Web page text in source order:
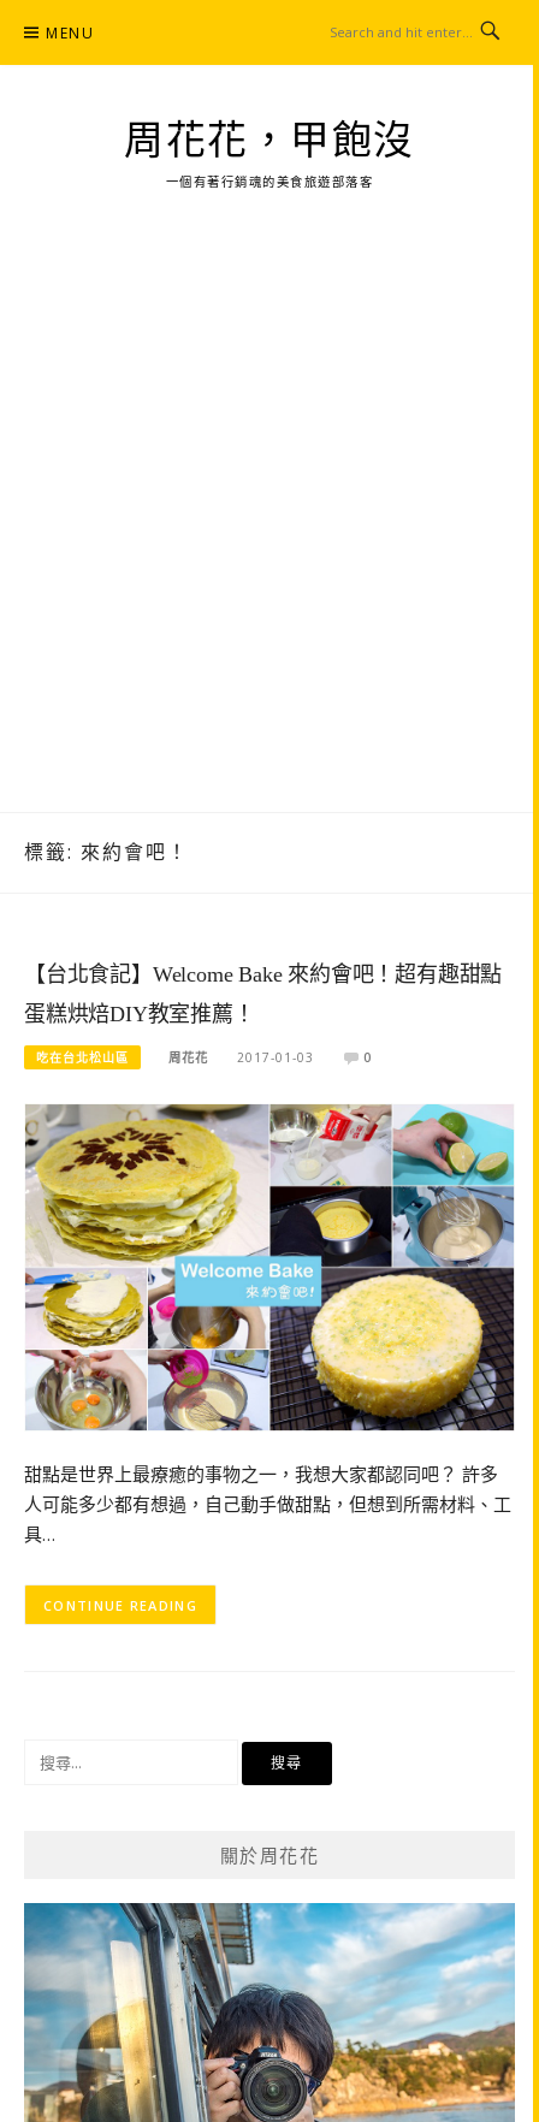
content
MENU
周花花，甲飽沒
一個有著行銷魂的美食旅遊部落客
標籤: 來約會吧！
【台北食記】Welcome Bake 來約會吧！超有趣甜點
蛋糕烘焙DIY教室推薦！
吃在台北松山區 周花花 2017-01-03 0
甜點是世界上最療癒的事物之一，我想大家都認同吧？ 許多
人可能多少都有想過，自己動手做甜點，但想到所需材料、工
具…
CONTINUE READING
關於周花花